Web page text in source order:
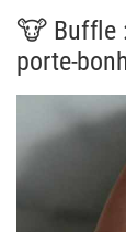
🐮 Buffle
porte-